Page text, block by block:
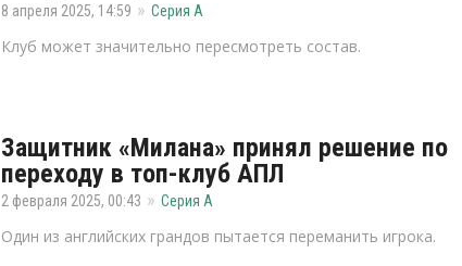
8 апреля 2025, 14:59 Серия А
Клуб может значительно пересмотреть состав.
Защитник «Милана» принял решение по
переходу в топ-клуб АПЛ
2 февраля 2025, 00:43 Серия А
Один из английских грандов пытается переманить игрока.